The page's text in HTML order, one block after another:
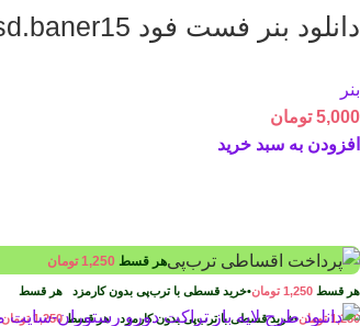
دانلود بنر فست فود psd.baner15
بنر
5,000 تومان
افزودن به سبد خرید
هر قسط 1,250 تومان
هر قسط 1,250 تومان•خرید قسطی با ترب‌پی بدون کارمزد هر قسط
1,250 تومان•خرید قسطی با ترب‌پی بدون کارمزدهر قسط1,250 تومان